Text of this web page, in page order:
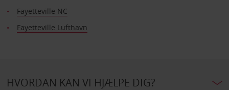
Fayetteville NC
Fayetteville Lufthavn
HVORDAN KAN VI HJÆLPE DIG?